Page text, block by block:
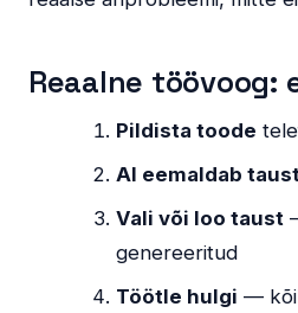
Reaalne
Pildista toode
AI eemaldab
Vali või loo taust
genereeritud
Töötle hulgi —